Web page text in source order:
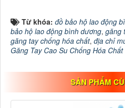
Từ khóa: đồ bảo hộ lao động
bảo hộ lao động bình dương, găng
găng tay chống hóa chất, địa chỉ
Găng Tay Cao Su Chống Hóa
SẢN PHẨM